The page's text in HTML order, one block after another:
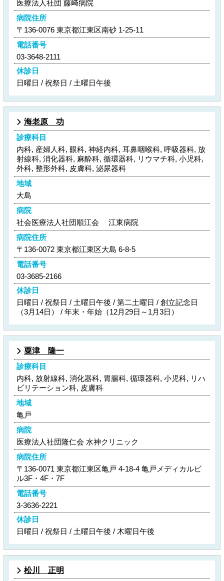
医療法人社団 藤﨑病院
病院住所
〒136-0076 東京都江東区南砂 1-25-11
電話番号
03-3648-2111
休診日
日曜日 / 祝祭日 / 土曜日午後
海老原 功
診療科目
内科, 産婦人科, 眼科, 神経内科, 耳鼻咽喉科, 呼吸器科, 放
射線科, 消化器科, 麻酔科, 循環器科, リウマチ科, 小児科,
外科, 整形外科, 皮膚科, 泌尿器科
地域
大島
病院
社会医療法人社団順江会 江東病院
病院住所
〒136-0072 東京都江東区大島 6-8-5
電話番号
03-3685-2166
休診日
日曜日 / 祝祭日 / 土曜日午後 / 第二土曜日 / 創立記念日
（3月14日） / 年末・年始（12月29日～1月3日）
粟津 隆一
診療科目
内科, 放射線科, 消化器科, 胃腸科, 循環器科, 小児科, リハ
ビリテーション科, 皮膚科
地域
亀戸
病院
医療法人社団隆仁会 水神クリニック
病院住所
〒136-0071 東京都江東区亀戸 4-18-4 亀戸メディカルビ
ル3F・4F・7F
電話番号
3-3636-2221
休診日
日曜日 / 祝祭日 / 土曜日午後 / 木曜日午後
松川 正明